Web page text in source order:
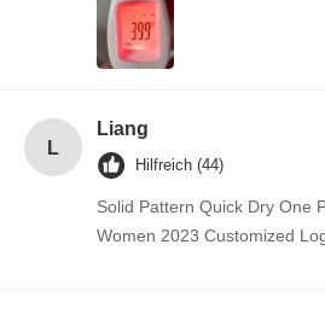
L
Liang
Hilfreich (44)
Solid Pattern Quick Dry One
Women 2023 Customized